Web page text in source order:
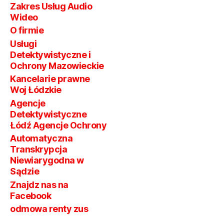
Zakres Usług Audio
Wideo
O firmie
Usługi
Detektywistyczne i
Ochrony Mazowieckie
Kancelarie prawne
Woj Łódzkie
Agencje
Detektywistyczne
Łódź Agencje Ochrony
Automatyczna
Transkrypcja
Niewiarygodna w
Sądzie
Znajdz nas na
Facebook
odmowa renty zus